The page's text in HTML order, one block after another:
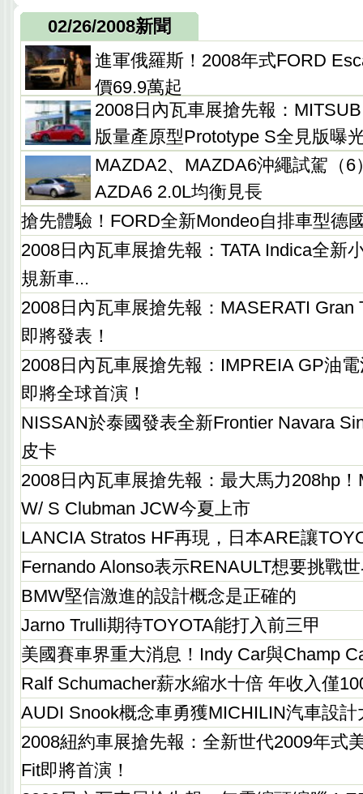
02/26/2008新聞
進軍俄羅斯！2008年式FORD
價69.9萬起
2008日內瓦車展搶先報：
版量產原型Prototype S全見版曝
MAZDA2、MAZDA6沖繩試駕（6
AZDA6 2.0L均衡見長
搶先體驗！FORD全新Mondeo自排車型德
2008日內瓦車展搶先報：TATA Indica全新
規新車...
2008日內瓦車展搶先報：MASERATI Gran
即將發表！
2008日內瓦車展搶先報：IMPREIA GP油
即將全球首演！
NISSAN於泰國發表全新Frontier Navara
皮卡
2008日內瓦車展搶先報：最大馬力208hp
W/ S Clubman JCW今夏上市
LANCIA Stratos HF再現，日本ARE讓
Fernando Alonso表示RENAULT想要挑戰
BMW堅信激進的設計概念是正確的
Jarno Trulli期待TOYOTA能打入前三甲
美國賽車界重大消息！Indy Car與Champ
Ralf Schumacher薪水縮水十倍 年收入僅
AUDI Snook概念車勇獲MICHILIN汽車設計
2008紐約車展搶先報：全新世代2009年式
Fit即將首演！